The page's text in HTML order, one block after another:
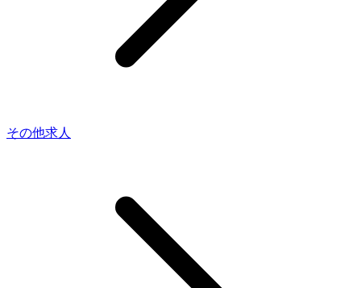
その他求人